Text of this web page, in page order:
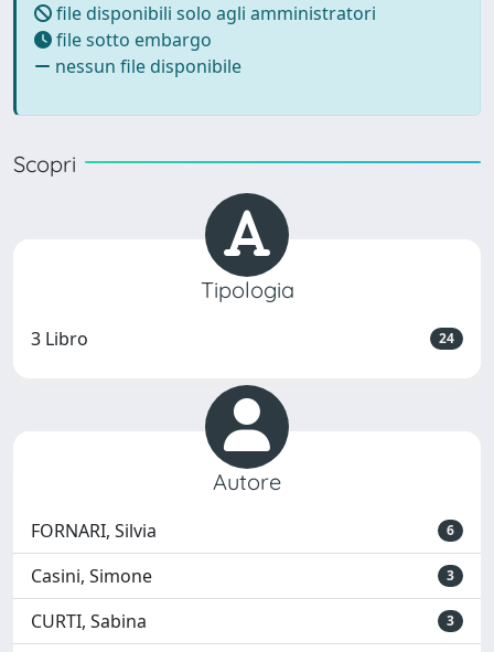
file disponibili solo agli amministratori
file sotto embargo
nessun file disponibile
Scopri
Tipologia
3 Libro 24
Autore
FORNARI, Silvia 6
Casini, Simone 3
CURTI, Sabina 3